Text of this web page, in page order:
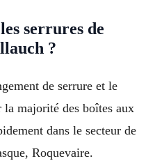
serrures de
?
de serrure et le
majorité des boîtes aux
dans le secteur de
Roquevaire.